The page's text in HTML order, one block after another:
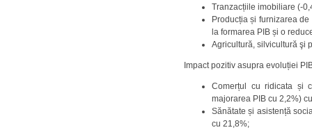
Tranzacțiile imobiliare (-
Producția și furnizarea
la formarea PIB și o
Agricultură, silvicultură şi
Impact pozitiv asupra evoluției
Comerțul cu ridicata și
majorarea PIB cu 2,2%)
Sănătate și asistență
cu 21,8%;